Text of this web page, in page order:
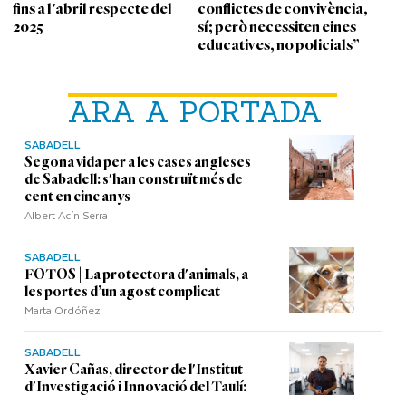
ARA A PORTADA
SABADELL
Segona vida per a les cases angleses
de Sabadell: s'han construït més de
cent en cinc anys
Albert Acín Serra
SABADELL
FOTOS | La protectora d'animals, a
les portes d’un agost complicat
Marta Ordóñez
SABADELL
Xavier Cañas, director de l'Institut
d'Investigació i Innovació del Taulí:
fins a l'abril respecte del
2025
conflictes de convivència,
sí; però necessiten eines
educatives, no policials”